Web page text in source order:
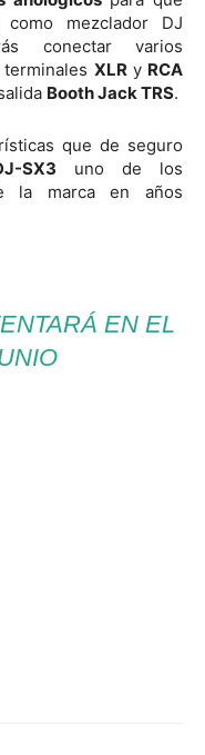
como mezclador DJ
conectar varios
XLRy RCA
Booth Jack TRS.
que de seguro
SX3 uno de los
la marca en años
EN EL